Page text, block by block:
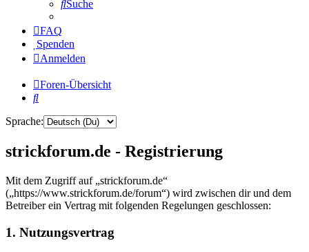
Suche
FAQ
Spenden
Anmelden
Foren-Übersicht
Suche
Sprache:
strickforum.de - Registrierung
Mit dem Zugriff auf „strickforum.de“
(„https://www.strickforum.de/forum“) wird zwischen dir und dem
Betreiber ein Vertrag mit folgenden Regelungen geschlossen:
1. Nutzungsvertrag